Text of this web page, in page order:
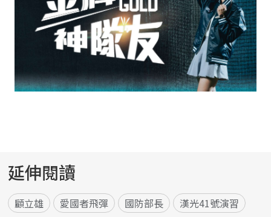
延伸閱讀
顧立雄 愛國者飛彈 國防部長 漢光41號演習